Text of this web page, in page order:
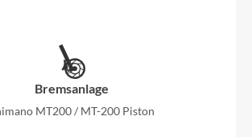
Bremsanlage
MT200 / MT-200 Piston